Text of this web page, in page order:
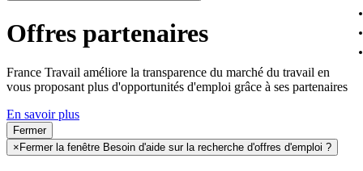
Offres partenaires
France Travail améliore la transparence du marché du travail en
vous proposant plus d'opportunités d'emploi grâce à ses partenaires
En savoir plus
Fermer
× Fermer la fenêtre Besoin d'aide sur la recherche d'offres d'emploi ?